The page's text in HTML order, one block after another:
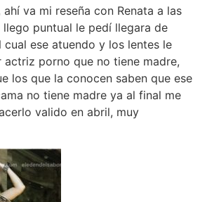
va mi reseña con Renata a las
llego puntual le pedí llegara de
ese atuendo y los lentes le
actriz porno que no tiene madre,
los que la conocen saben que ese
no tiene madre ya al final me
valido en abril, muy